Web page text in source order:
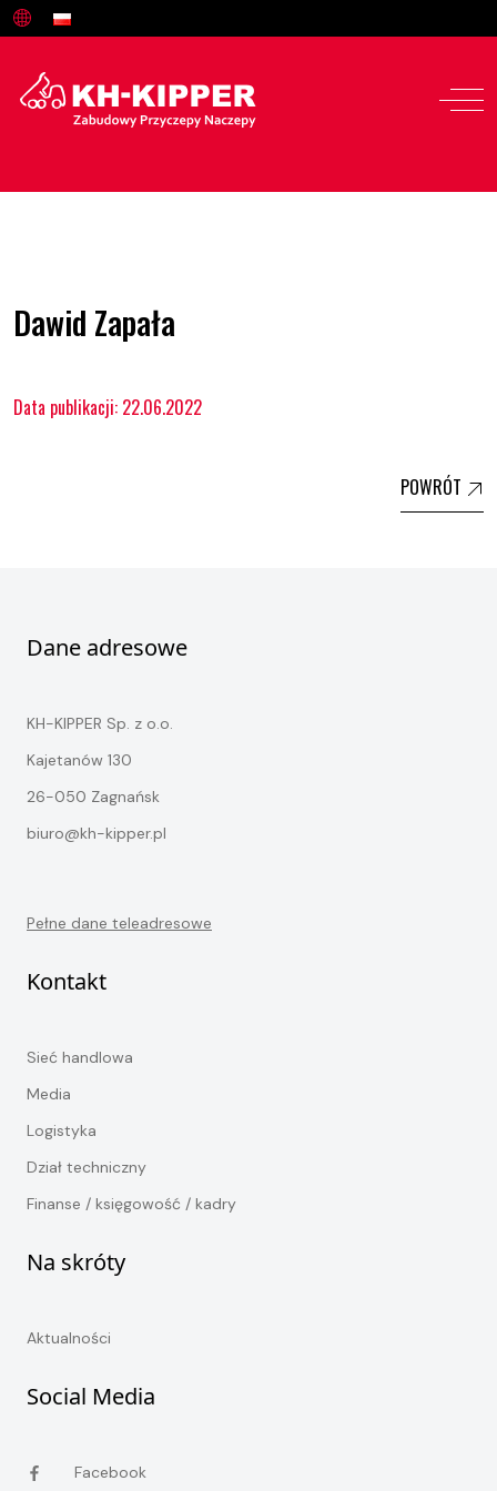
Dawid Zapała
Data publikacji: 22.06.2022
POWRÓT
Dane adresowe
KH-KIPPER Sp. z o.o.
Kajetanów 130
26-050 Zagnańsk
biuro@kh-kipper.pl
Pełne dane teleadresowe
Kontakt
Sieć handlowa
Media
Logistyka
Dział techniczny
Finanse / księgowość / kadry
Na skróty
Aktualności
Social Media
Facebook